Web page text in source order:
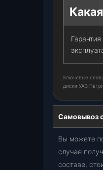
Ключевые
диски УАЗ
Самовывоз
Вы можете
случае
составе,